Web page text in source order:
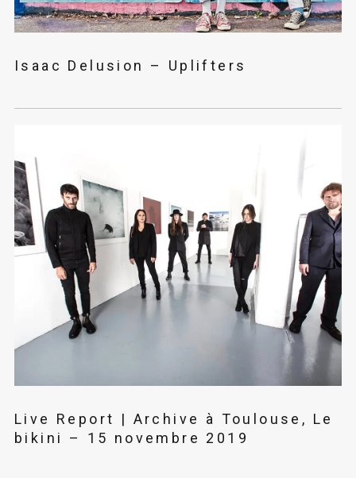
Isaac Delusion – Uplifters
Live Report | Archive à Toulouse, Le
bikini – 15 novembre 2019